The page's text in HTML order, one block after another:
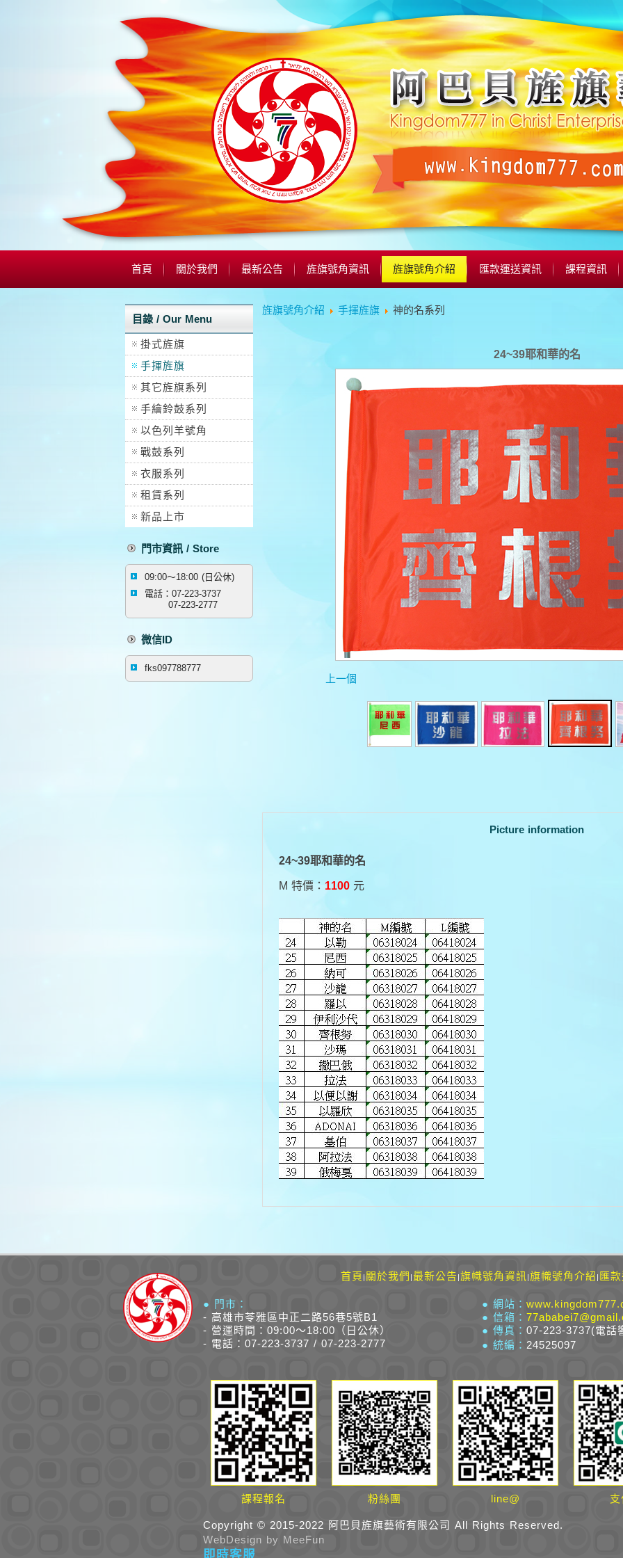
首頁 關於我們 最新公告 旌旗號角資訊 旌旗號角介紹 匯款運送資訊 課程資訊
目錄 / Our Menu
掛式旌旗
手揮旌旗
其它旌旗系列
手繪鈴鼓系列
以色列羊號角
戰鼓系列
衣服系列
租賃系列
新品上市
門市資訊 / Store
09:00～18:00 (日公休)
電話：07-223-3737
07-223-2777
微信ID
fks097788777
旌旗號角介紹 手揮旌旗 神的名系列
24~39耶和華的名
上一個
Picture information
24~39耶和華的名
M 特價： 1100元
首頁 | 關於我們 | 最新公告 |旗幟號角資訊 |旗幟號角介紹 | 匯
● 門市：
- 高雄市苓雅區中正二路56巷5號B1
- 營運時間：09:00～18:00（日公休）
- 電話：07-223-3737 / 07-223-2777
● 網站：
● 信箱：
● 傳真： 07-223-3737(電話
● 統編： 24525097
課程報名 粉絲團 line@
Copyright © 2015-2022 阿巴貝旌旗藝術有限公司 All Rights Reserved.
WebDesign by MeeFun
即時客服